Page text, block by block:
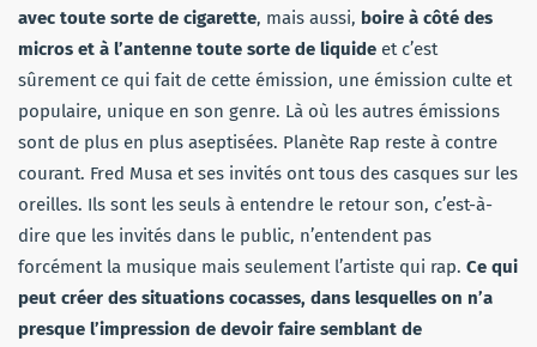
avec toute sorte de cigarette, mais aussi, boire à côté des
micros et à l’antenne toute sorte de liquide et c’est
sûrement ce qui fait de cette émission, une émission culte et
populaire, unique en son genre. Là où les autres émissions
sont de plus en plus aseptisées. Planète Rap reste à contre
courant. Fred Musa et ses invités ont tous des casques sur les
oreilles. Ils sont les seuls à entendre le retour son, c’est-à-
dire que les invités dans le public, n’entendent pas
forcément la musique mais seulement l’artiste qui rap. Ce qui
peut créer des situations cocasses, dans lesquelles on n’a
presque l’impression de devoir faire semblant de